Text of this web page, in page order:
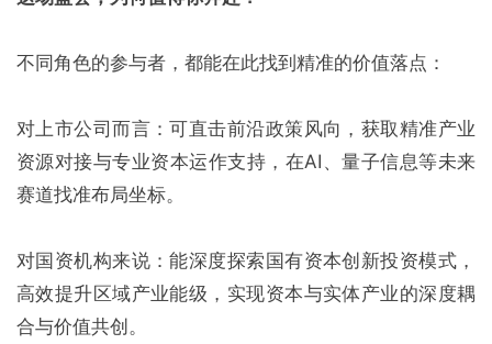
不同角色的参与者，都能在此找到精准的价值落点：
对上市公司而言：可直击前沿政策风向，获取精准产业
资源对接与专业资本运作支持，在AI、量子信息等未来
赛道找准布局坐标。
对国资机构来说：能深度探索国有资本创新投资模式，
高效提升区域产业能级，实现资本与实体产业的深度耦
合与价值共创。